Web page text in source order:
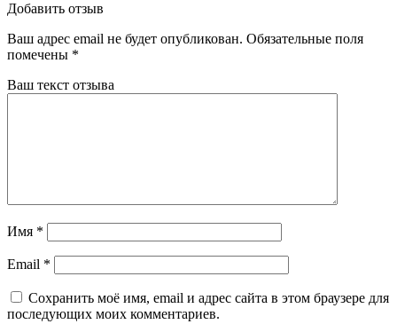
Добавить отзыв
Ваш адрес email не будет опубликован. Обязательные поля
помечены *
Ваш текст отзыва
Имя *
Email *
Сохранить моё имя, email и адрес сайта в этом браузере для
последующих моих комментариев.